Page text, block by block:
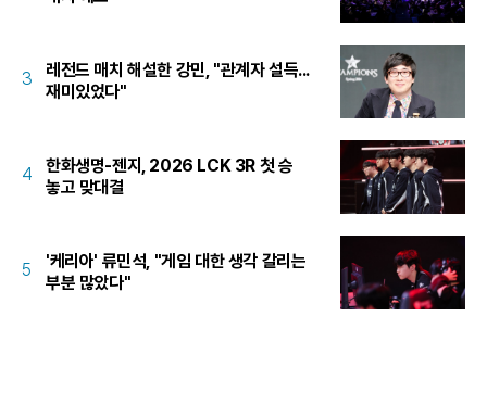
3
레전드 매치 해설한 강민, "관계자 설득...
재미있었다"
4
한화생명-젠지, 2026 LCK 3R 첫 승
놓고 맞대결
5
'케리아' 류민석, "게임 대한 생각 갈리는
부분 많았다"